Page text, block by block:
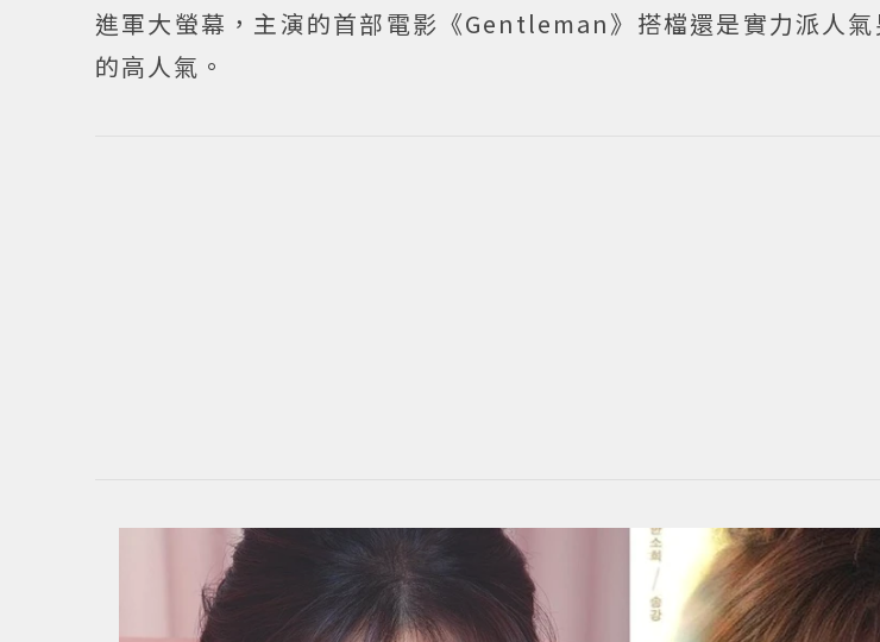
進軍大螢幕，主演的首部電影《Gentleman》搭檔還是實力派人
的高人氣。